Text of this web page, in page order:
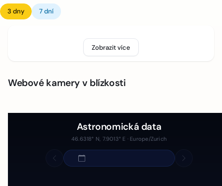
3 dny 7 dní
Zobrazit více
Webové kamery v blízkosti
Astronomická data
46.6318° N, 7.9013° E · Europe/Zurich